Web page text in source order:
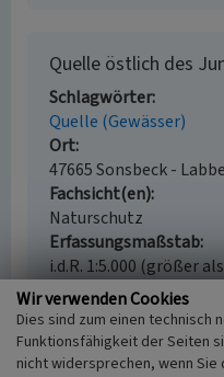
Quelle östlich des
Schlagwörter
Quelle (Gewässer)
Ort
47665 Sonsbeck -
Fachsicht(en)
Naturschutz
Erfassungsmaßstab
i.d.R. 1:5.000 (größer
Erfassungsmethode
Literaturauswertung
Wir verwenden Cookies
Dies sind zum einen technisch
Funktionsfähigkeit der Seiten
nicht widersprechen, wenn